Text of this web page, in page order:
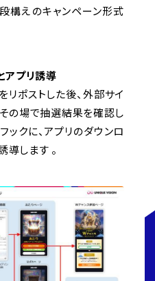
構えのキャンペーン形式
アプリ誘導
ポストした後、外部サイ
の場で抽選結果を確認し
ックに、アプリのダウンロ
導します 。